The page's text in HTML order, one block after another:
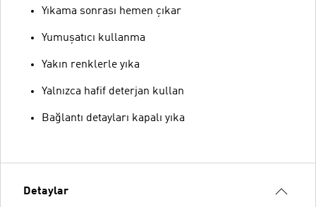
Yıkama sonrası hemen çıkar
Yumuşatıcı kullanma
Yakın renklerle yıka
Yalnızca hafif deterjan kullan
Bağlantı detayları kapalı yıka
Detaylar